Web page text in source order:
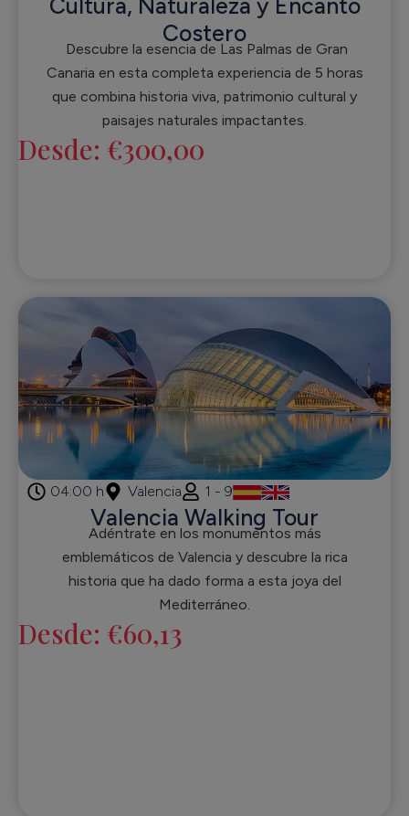
Cultura, Naturaleza y Encanto
Costero
Descubre la esencia de Las Palmas de Gran
Canaria en esta completa experiencia de 5 horas
que combina historia viva, patrimonio cultural y
paisajes naturales impactantes.
Desde: €300,00
04:00 h Valencia 1 - 9
Valencia Walking Tour
Adéntrate en los monumentos más
emblemáticos de Valencia y descubre la rica
historia que ha dado forma a esta joya del
Mediterráneo.
Desde: €60,13